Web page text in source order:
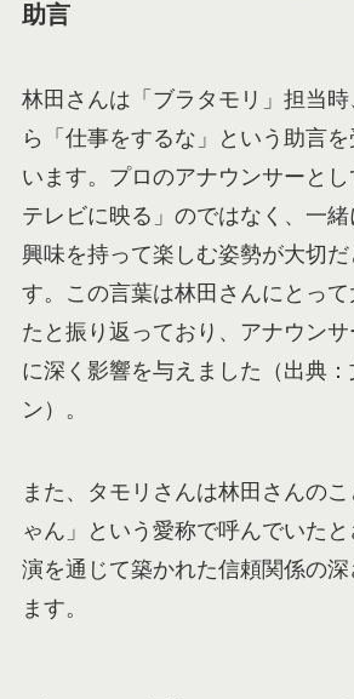
助言
林田さんは「ブラタモリ」担当
ら「仕事をするな」という助言
います。プロのアナウンサーと
テレビに映る」のではなく、一
興味を持って楽しむ姿勢が大切
す。この言葉は林田さんにとっ
たと振り返っており、アナウン
に深く影響を与えました（出典：
ン）。
また、タモリさんは林田さんの
ゃん」という愛称で呼んでいた
演を通じて築かれた信頼関係の深
ます。